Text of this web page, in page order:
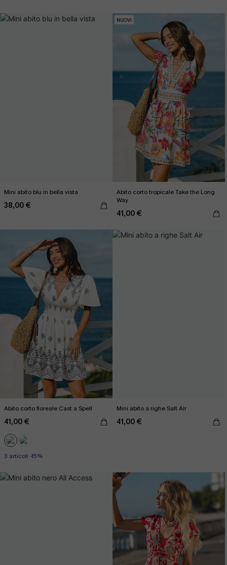
Mini abito blu in bella vista
38,00 €
NUOVI
Abito corto tropicale Take the Long
Way
41,00 €
Abito corto floreale Cast a Spell
41,00 €
3 articoli -15%
Mini abito a righe Salt Air
41,00 €